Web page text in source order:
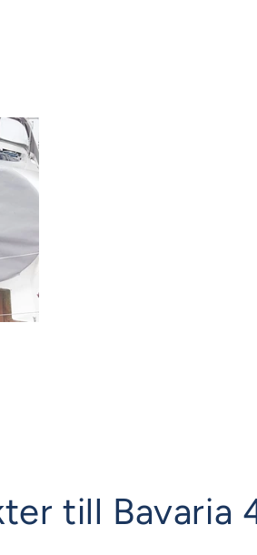
till Bavaria